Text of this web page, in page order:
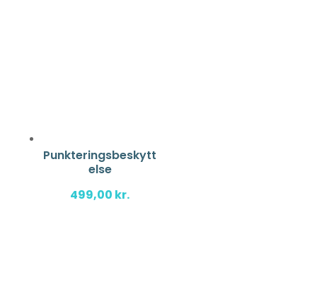
Punkteringsbeskytt
else
499,00 kr.